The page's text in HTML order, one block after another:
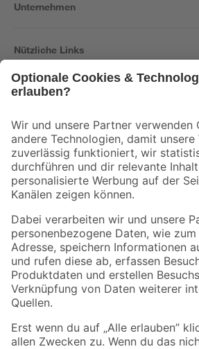
Unternehmen
Nützliche Links
Der toom Newsletter: Keine Angebote und
Zur Newsletter Anmeldung
Folge uns
Zahlungsarten
Sicher einkaufen